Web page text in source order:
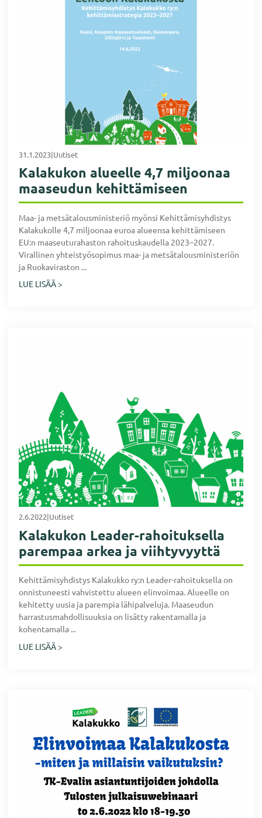
31.1.2023|Uutiset
Kalakukon alueelle 4,7 miljoonaa
maaseudun kehittämiseen
Maa- ja metsätalousministeriö myönsi Kehittämisyhdistys
Kalakukolle 4,7 miljoonaa euroa alueensa kehittämiseen
EU:n maaseuturahaston rahoituskaudella 2023–2027.
Virallinen yhteistyösopimus maa- ja metsätalousministeriön
ja Ruokaviraston ...
LUE LISÄÄ >
2.6.2022|Uutiset
Kalakukon Leader-rahoituksella
parempaa arkea ja viihtyvyyttä
Kehittämisyhdistys Kalakukko ry:n Leader-rahoituksella on
onnistuneesti vahvistettu alueen elinvoimaa. Alueelle on
kehitetty uusia ja parempia lähipalveluja. Maaseudun
harrastusmahdollisuuksia on lisätty rakentamalla ja
kohentamalla ...
LUE LISÄÄ >